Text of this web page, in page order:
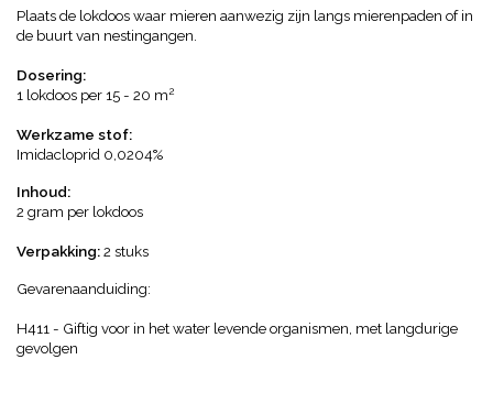
Plaats de lokdoos waar mieren aanwezig zijn langs mierenpaden of in
de buurt van nestingangen.
Dosering:
1 lokdoos per 15 - 20 m2
Werkzame stof:
Imidacloprid 0,0204%
Inhoud:
2 gram per lokdoos
Verpakking:2 stuks
Gevarenaanduiding:
H411 - Giftig voor in het water levende organismen, met langdurige
gevolgen